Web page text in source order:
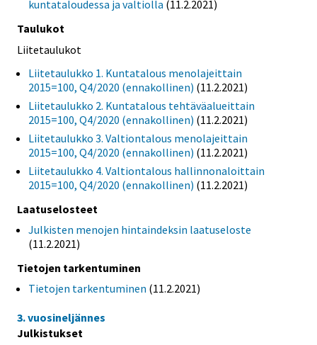
kuntataloudessa ja valtiolla (11.2.2021)
Taulukot
Liitetaulukot
Liitetaulukko 1. Kuntatalous menolajeittain
2015=100, Q4/2020 (ennakollinen) (11.2.2021)
Liitetaulukko 2. Kuntatalous tehtäväalueittain
2015=100, Q4/2020 (ennakollinen) (11.2.2021)
Liitetaulukko 3. Valtiontalous menolajeittain
2015=100, Q4/2020 (ennakollinen) (11.2.2021)
Liitetaulukko 4. Valtiontalous hallinnonaloittain
2015=100, Q4/2020 (ennakollinen) (11.2.2021)
Laatuselosteet
Julkisten menojen hintaindeksin laatuseloste
(11.2.2021)
Tietojen tarkentuminen
Tietojen tarkentuminen (11.2.2021)
3. vuosineljännes
Julkistukset